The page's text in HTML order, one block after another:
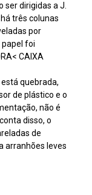
ser dirigidas a J.
três colunas
por
papel foi
CAIXA
quebrada,
de plástico e o
não é
disso, o
de
arranhões leves